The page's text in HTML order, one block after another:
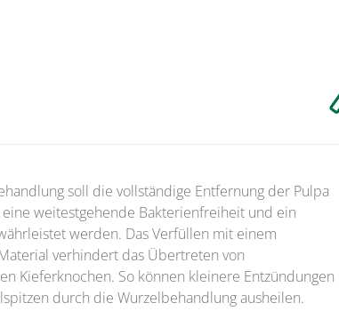
soll die vollständige Entfernung der Pulpa
eine weitestgehende Bakterienfreiheit und ein
werden. Das Verfüllen mit einem
verhindert das Übertreten von
Kieferknochen. So können kleinere Entzündungen
durch die Wurzelbehandlung ausheilen.